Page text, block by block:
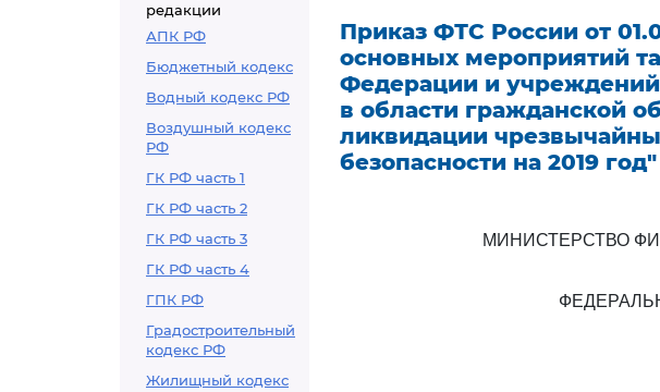
редакции
АПК РФ
Бюджетный кодекс
Водный кодекс РФ
Воздушный кодекс
РФ
ГК РФ часть 1
ГК РФ часть 2
ГК РФ часть 3
ГК РФ часть 4
ГПК РФ
Градостроительный
кодекс РФ
Жилищный кодекс
Приказ ФТС России от
основных мероприятий
Федерации и
в области гражданской
ликвидации
безопасности на 2019 год"
МИНИСТЕРСТВО